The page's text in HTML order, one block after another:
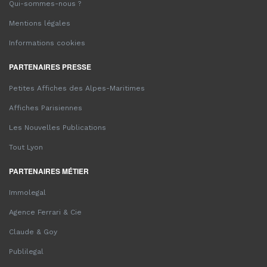
Qui-sommes-nous ?
Mentions légales
Informations cookies
PARTENAIRES PRESSE
Petites Affiches des Alpes-Maritimes
Affiches Parisiennes
Les Nouvelles Publications
Tout Lyon
PARTENAIRES MÉTIER
Immolegal
Agence Ferrari & Cie
Claude & Goy
Publilegal